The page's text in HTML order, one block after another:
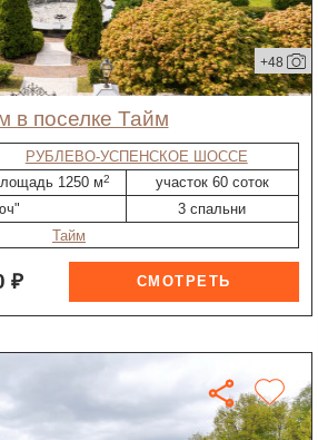
+48
в поселке Тайм
РУБЛЕВО-УСПЕНСКОЕ ШОССЕ
1250 м2
участок 60 соток
3 спальни
Тайм
₽